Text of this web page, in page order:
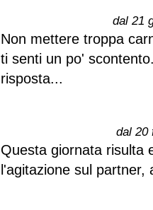
dal 21
Non mettere troppa
ti senti un po'
risposta...
dal 20
Questa giornata risulta
l'agitazione sul